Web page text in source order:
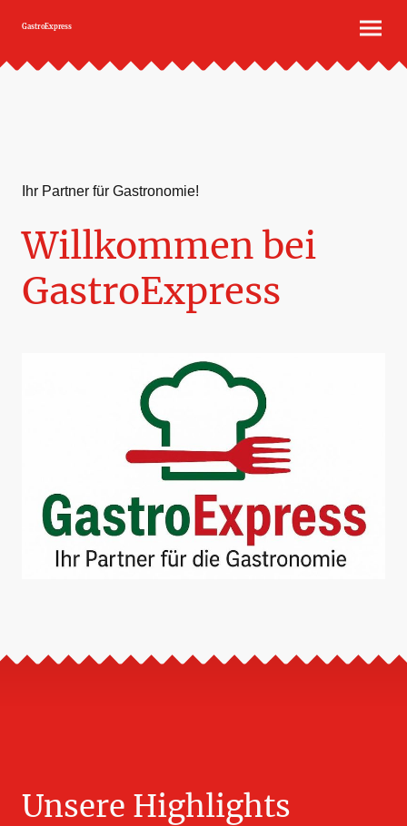
GastroExpress
Ihr Partner für Gastronomie!
Willkommen bei
GastroExpress
Unsere Highlights